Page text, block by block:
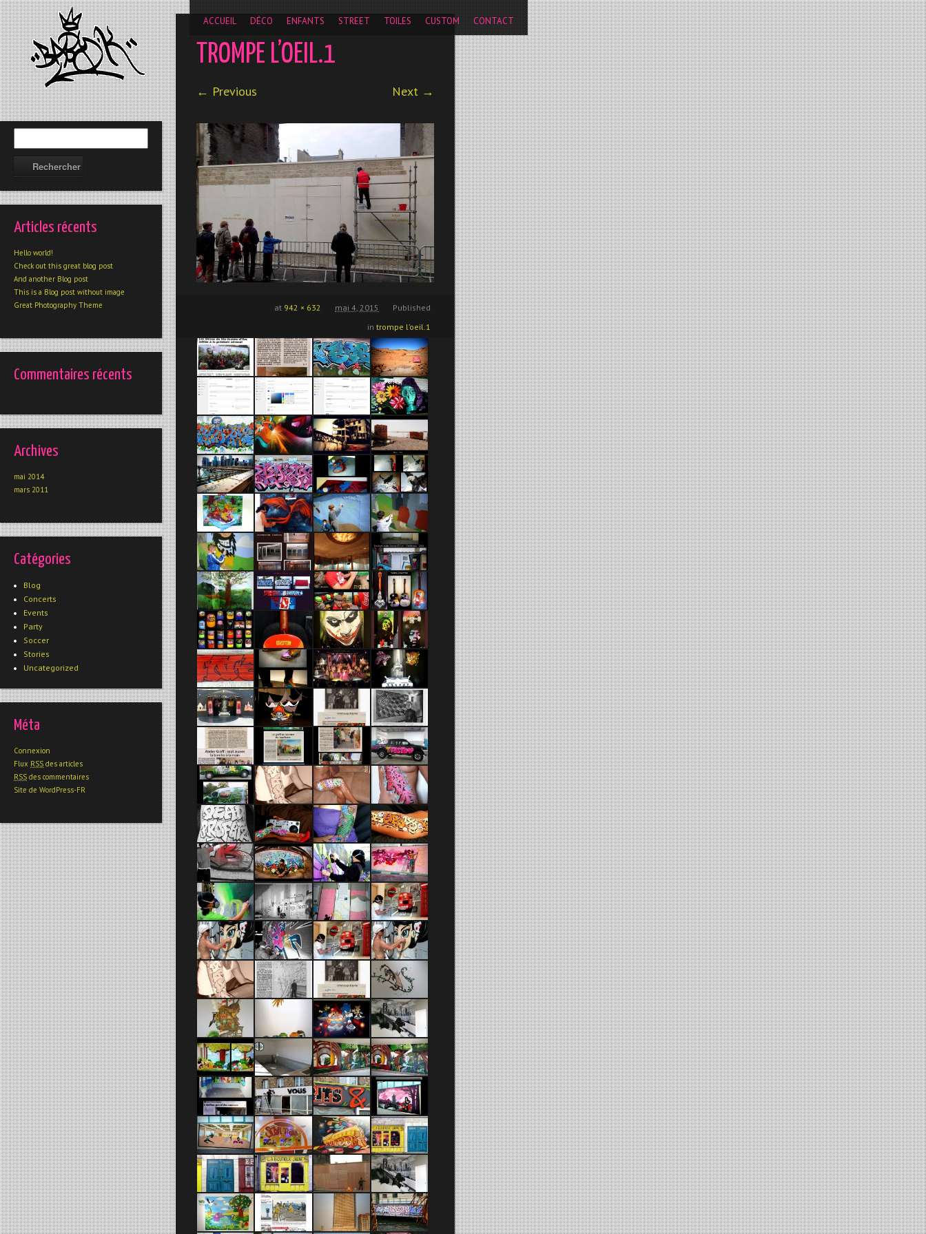
__gaTracker('require', 'displayfeatures'); __gaTracker('send','pageview');
ACCUEIL DÉCO ENFANTS STREET TOILES CUSTOM CONTACT
TROMPE L’OEIL.1
← Previous Next →
Published
mai 4, 2015
at 942 × 632
in trompe l’oeil.1
Articles récents
Hello world!
Check out this great blog post
And another Blog post
This is a Blog post without image
Great Photography Theme
Commentaires récents
Archives
mai 2014
mars 2011
Catégories
Blog
Concerts
Events
Party
Soccer
Stories
Uncategorized
Méta
Connexion
Flux RSS des articles
RSS des commentaires
Site de WordPress-FR